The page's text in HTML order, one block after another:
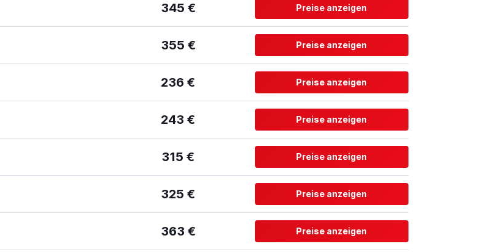
345 € Preise anzeigen
355 € Preise anzeigen
236 € Preise anzeigen
243 € Preise anzeigen
315 € Preise anzeigen
325 € Preise anzeigen
363 € Preise anzeigen